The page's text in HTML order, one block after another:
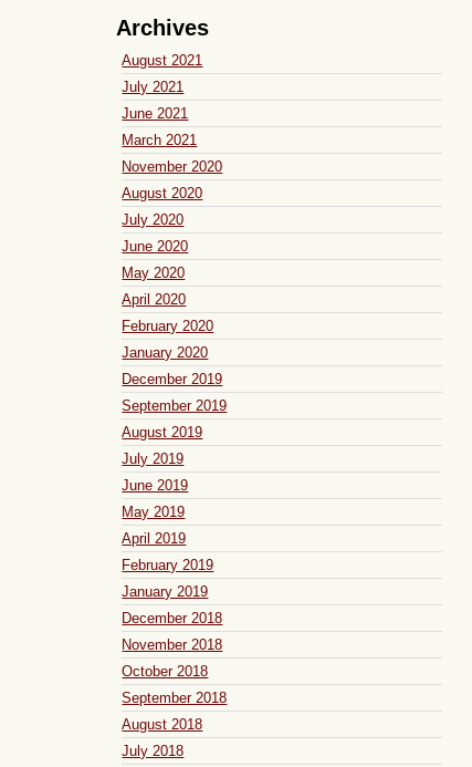
Archives
August 2021
July 2021
June 2021
March 2021
November 2020
August 2020
July 2020
June 2020
May 2020
April 2020
February 2020
January 2020
December 2019
September 2019
August 2019
July 2019
June 2019
May 2019
April 2019
February 2019
January 2019
December 2018
November 2018
October 2018
September 2018
August 2018
July 2018